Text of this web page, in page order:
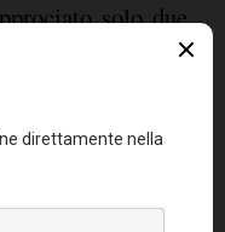
solo due
lavoro premiato
ci vede come
e di
Ma come si